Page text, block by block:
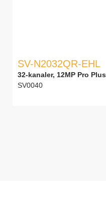
SV-N2032QR-EHL
32-kanaler, 12MP Pro Plus
SV0040